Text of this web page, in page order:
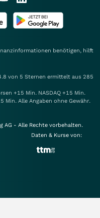
benötigen, hilft
von 5 Sternen ermittelt aus 285
+15 Min. NASDAQ +15 Min.
Min. Alle Angaben ohne Gewähr.
- Alle Rechte vorbehalten.
Daten & Kurse von: